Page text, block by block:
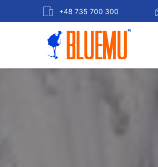
+48 735 700 300